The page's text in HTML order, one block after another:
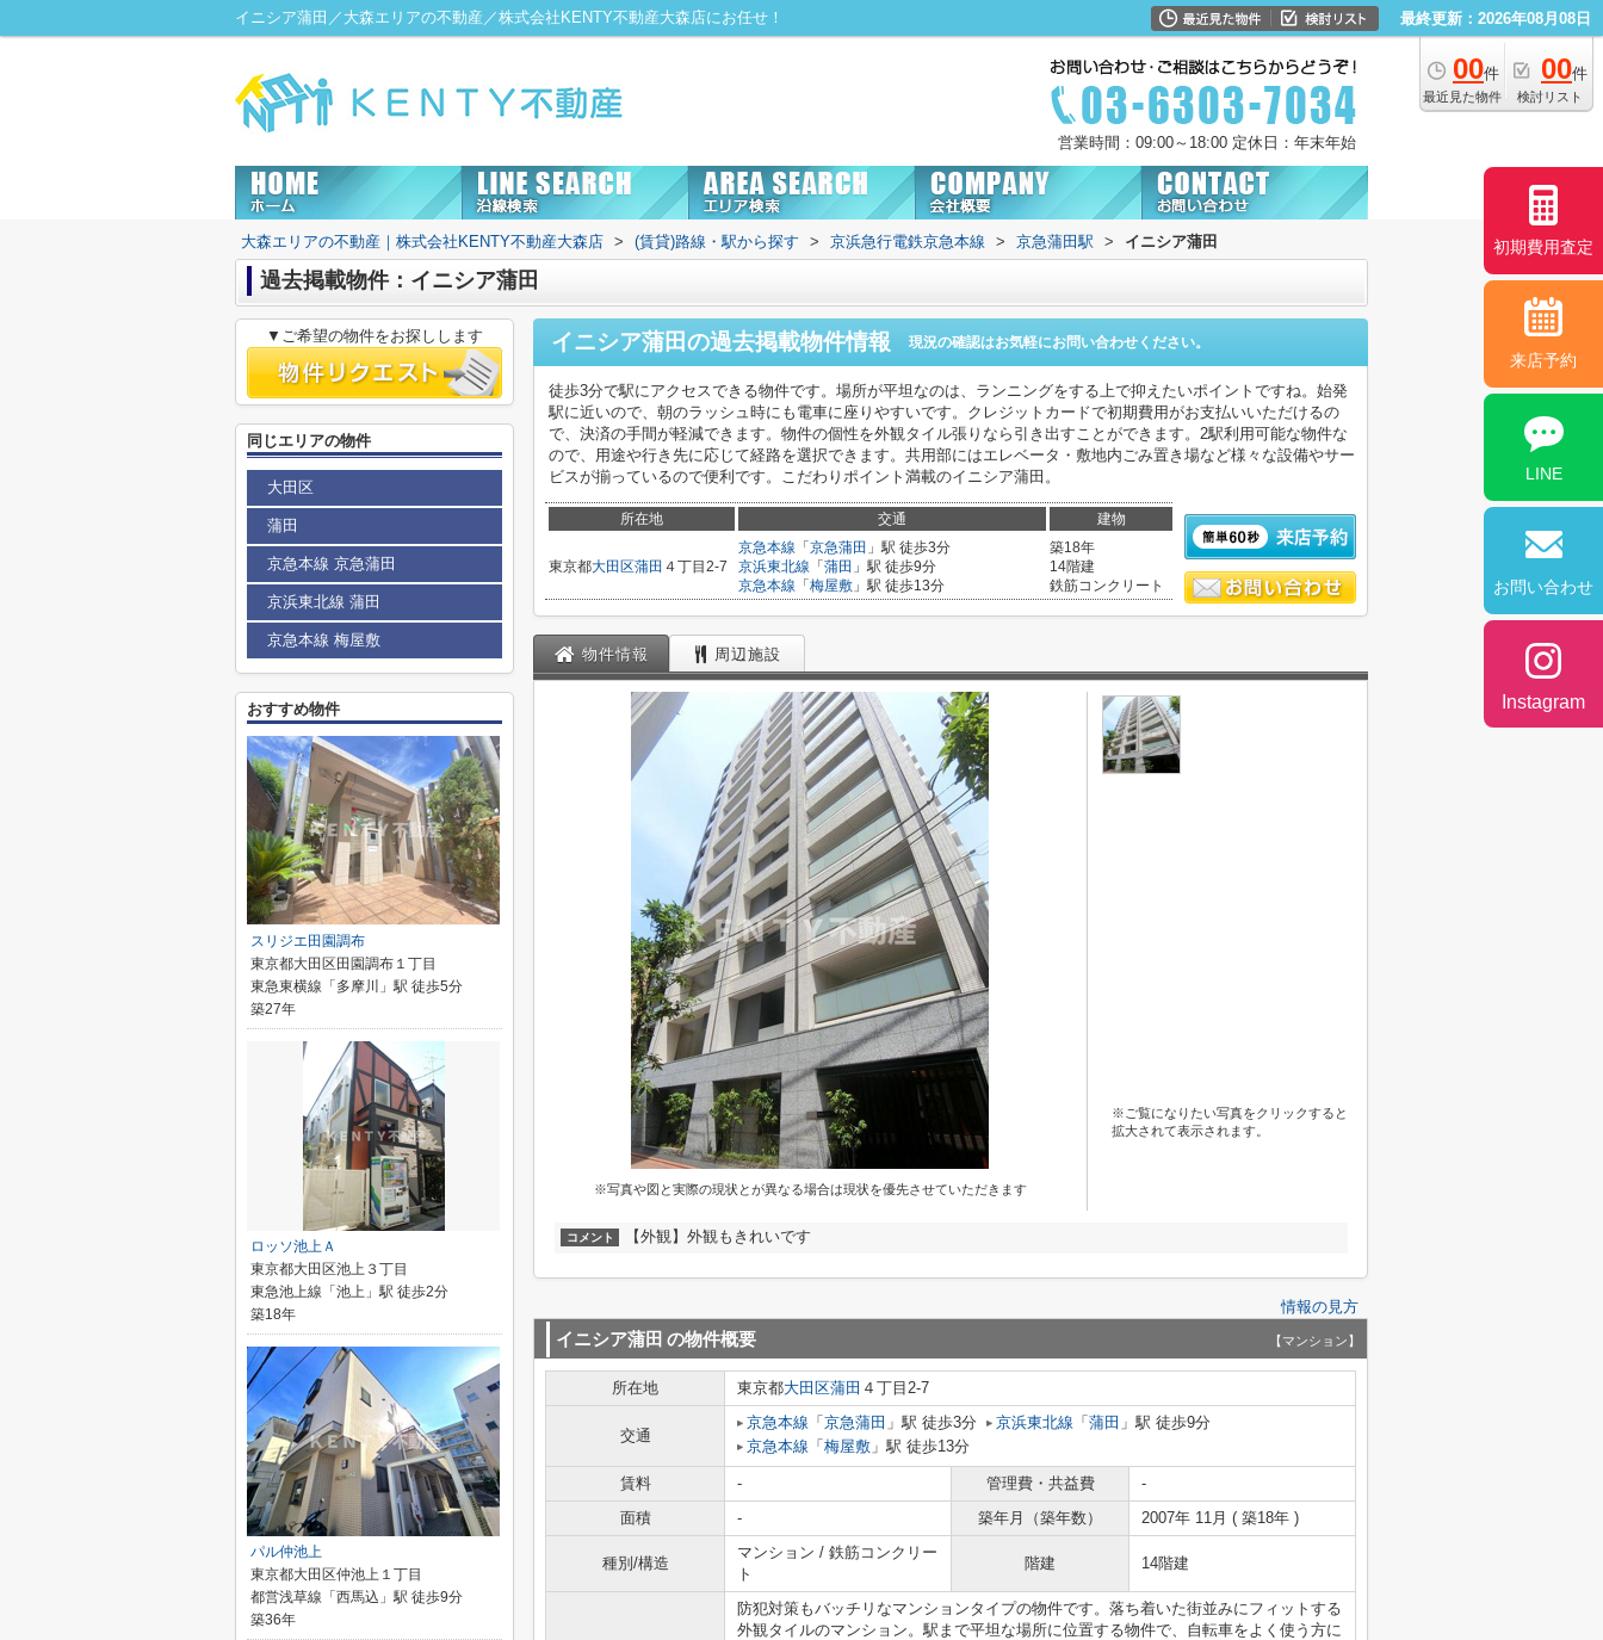
イニシア蒲田／大森エリアの不動産／株式会社KENTY不動産大森店にお任せ！ 最終更新：2026年08月08日
00件
最近見た物件
00件
検討リスト
営業時間：09:00～18:00 定休日：年末年始
大森エリアの不動産｜株式会社KENTY不動産大森店 > (賃貸)路線・駅から探す > 京浜急行電鉄京急本線 > 京急蒲田駅 > イニシア蒲田
過去掲載物件：イニシア蒲田
イニシア蒲田の過去掲載物件情報 現況の確認はお気軽にお問い合わせください。
徒歩3分で駅にアクセスできる物件です。場所が平坦なのは、ランニングをする上で抑えたいポイントですね。始発
駅に近いので、朝のラッシュ時にも電車に座りやすいです。クレジットカードで初期費用がお支払いいただけるの
で、決済の手間が軽減できます。物件の個性を外観タイル張りなら引き出すことができます。2駅利用可能な物件な
ので、用途や行き先に応じて経路を選択できます。共用部にはエレベータ・敷地内ごみ置き場など様々な設備やサー
ビスが揃っているので便利です。こだわりポイント満載のイニシア蒲田。
所在地 交通 建物
東京都大田区蒲田 ４丁目2-7
京急本線 「 京急蒲田 」駅 徒歩3分
京浜東北線 「 蒲田 」駅 徒歩9分
京急本線 「 梅屋敷 」駅 徒歩13分
築18年
14階建
鉄筋コンクリート
物件情報 周辺施設
※写真や図と実際の現状とが異なる場合は現状を優先させていただきます
※ご覧になりたい写真をクリックすると
拡大されて表示されます。
コメント 【外観】外観もきれいです
情報の見方
イニシア蒲田 の物件概要 【マンション】
所在地 東京都大田区蒲田 ４丁目2-7
交通
京急本線 「 京急蒲田 」駅 徒歩3分 京浜東北線 「 蒲田 」駅 徒歩9分
京急本線 「 梅屋敷 」駅 徒歩13分
賃料 - 管理費・共益費
-
面積
- 築年月（築年数） 2007年 11月 ( 築18年 )
種別/構造
マンション / 鉄筋コンクリー
ト
階建 14階建
防犯対策もバッチリなマンションタイプの物件です。落ち着いた街並みにフィットする
外観タイルのマンション。駅まで平坦な場所に位置する物件で、自転車をよく使う方に
▼ご希望の物件をお探しします
同じエリアの物件
大田区
蒲田
京急本線 京急蒲田
京浜東北線 蒲田
京急本線 梅屋敷
おすすめ物件
スリジエ田園調布
東京都大田区田園調布１丁目
東急東横線「多摩川」駅 徒歩5分
築27年
ロッソ池上Ａ
東京都大田区池上３丁目
東急池上線「池上」駅 徒歩2分
築18年
パル仲池上
東京都大田区仲池上１丁目
都営浅草線「西馬込」駅 徒歩9分
築36年
初期費用査定
来店予約
LINE
お問い合わせ
Instagram